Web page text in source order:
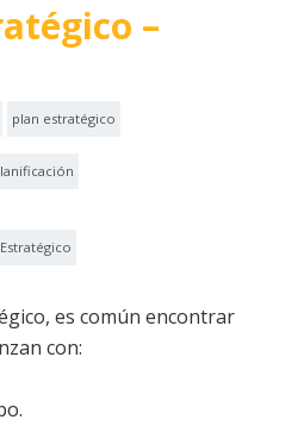
–
plan estratégico
es común encontrar
con: